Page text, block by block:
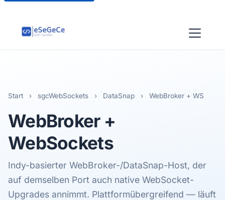
Start › sgcWebSockets › DataSnap › WebBroker + WS
WebBroker+
WebSockets
Indy-basierter WebBroker-/DataSnap-Host, der
auf demselben Port auch native WebSocket-
Upgrades annimmt. Plattformübergreifend — läuft